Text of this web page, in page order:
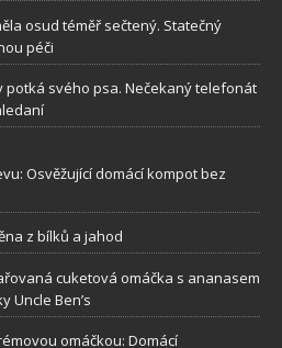
osud téměř sečtený. Statečný
péči
potká svého psa. Nečekaný telefonát
Osvěžující domácí kompot bez
z bílků a jahod
cuketová omáčka s ananasem
Uncle Ben’s
omáčkou: Domácí